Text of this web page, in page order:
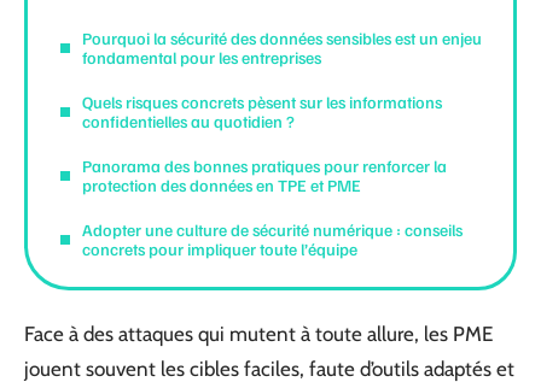
Pourquoi la sécurité des données sensibles est un enjeu
fondamental pour les entreprises
Quels risques concrets pèsent sur les informations
confidentielles au quotidien ?
Panorama des bonnes pratiques pour renforcer la
protection des données en TPE et PME
Adopter une culture de sécurité numérique : conseils
concrets pour impliquer toute l’équipe
Face à des attaques qui mutent à toute allure, les PME
jouent souvent les cibles faciles, faute d’outils adaptés et